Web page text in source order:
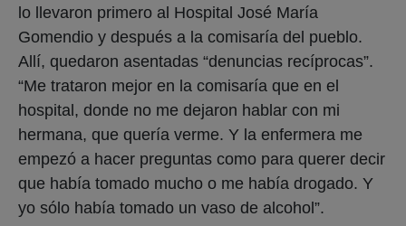
lo llevaron primero al Hospital José María
Gomendio y después a la comisaría del pueblo.
Allí, quedaron asentadas “denuncias recíprocas”.
“Me trataron mejor en la comisaría que en el
hospital, donde no me dejaron hablar con mi
hermana, que quería verme. Y la enfermera me
empezó a hacer preguntas como para querer decir
que había tomado mucho o me había drogado. Y
yo sólo había tomado un vaso de alcohol”.